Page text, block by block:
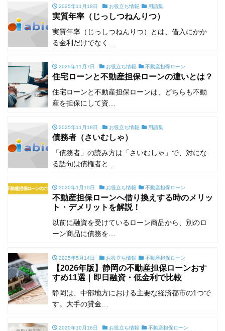
2025年11月18日 お役立ち情報 用語集
実質年率（じっしつねんりつ）
実質年率（じっしつねんりつ）とは、借入にかか
る金利だけでなく…
2025年11月7日 お役立ち情報 不動産担保ローン
住宅ローンと不動産担保ローンの違いとは？
住宅ローンと不動産担保ローンは、どちらも不動
産を担保にして資…
2025年11月18日 お役立ち情報 用語集
債務者（さいむしゃ）
「債務者」の読み方は「さいむしゃ」で、対にな
る語句は債権者と…
2020年1月10日 お役立ち情報 不動産担保ローン
不動産担保ローンへ借り換えする時のメリッ
ト・デメリットを解説！
以前に融資を受けているローン商品から、別のロ
ーン商品に債務を…
2025年5月14日 お役立ち情報 不動産担保ローン
【2026年版】静岡の不動産担保ローンおす
すめ11選｜即日融資・低金利で比較
静岡は、中部地方における主要な経済都市の1つで
す。大手の貸金…
2020年10月16日 お役立ち情報 不動産担保ローン